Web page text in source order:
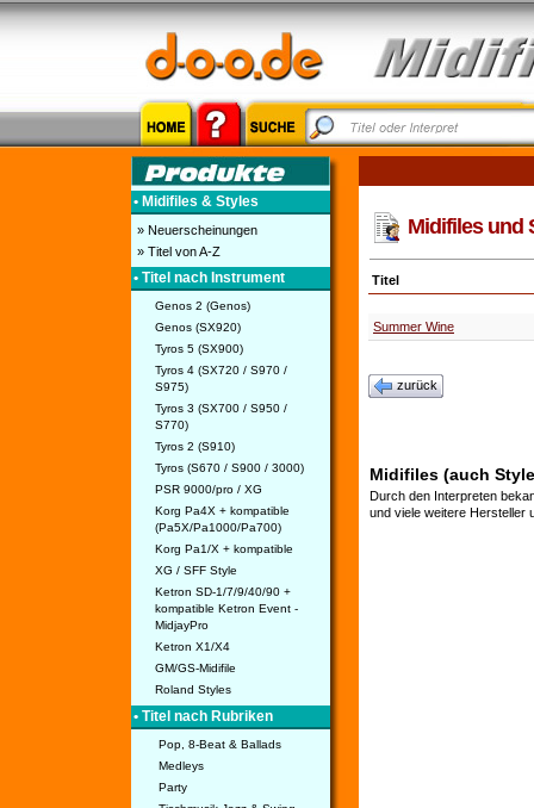
• Midifiles & Styles
» Neuerscheinungen
» Titel von A-Z
• Titel nach Instrument
Genos 2 (Genos)
Genos (SX920)
Tyros 5 (SX900)
Tyros 4 (SX720 / S970 /
S975)
Tyros 3 (SX700 / S950 /
S770)
Tyros 2 (S910)
Tyros (S670 / S900 / 3000)
PSR 9000/pro / XG
Korg Pa4X + kompatible
(Pa5X/Pa1000/Pa700)
Korg Pa1/X + kompatible
XG / SFF Style
Ketron SD-1/7/9/40/90 +
kompatible Ketron Event -
MidjayPro
Ketron X1/X4
GM/GS-Midifile
Roland Styles
• Titel nach Rubriken
Pop, 8-Beat & Ballads
Medleys
Party
Midifiles und
Titel
Summer Wine
zurück
Midifiles (auch
Durch den Interpreten
und viele weitere Hersteller